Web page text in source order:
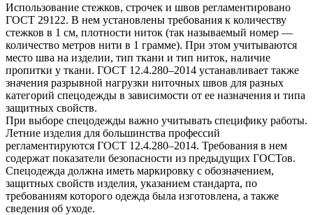
Использование стежков, строчек и швов регламентировано
ГОСТ 29122. В нем установлены требования к количеству
стежков в 1 см, плотности ниток (так называемый номер —
количество метров нити в 1 грамме). При этом учитываются
место шва на изделии, тип ткани и тип ниток, наличие
пропитки у ткани. ГОСТ 12.4.280–2014 устанавливает также
значения разрывной нагрузки ниточных швов для разных
категорий спецодежды в зависимости от ее назначения и типа
защитных свойств.
При выборе спецодежды важно учитывать специфику работы.
Летние изделия для большинства профессий
регламентируются ГОСТ 12.4.280–2014. Требования в нем
содержат показатели безопасности из предыдущих ГОСТов.
Спецодежда должна иметь маркировку с обозначением,
защитных свойств изделия, указанием стандарта, по
требованиям которого одежда была изготовлена, а также
сведения об уходе.